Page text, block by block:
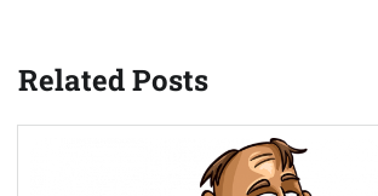
Related Posts